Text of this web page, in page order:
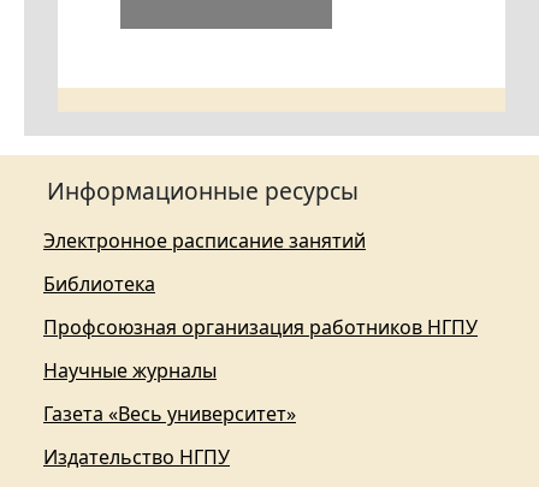
Информационные ресурсы
Электронное расписание занятий
Библиотека
Профсоюзная организация работников НГПУ
Научные журналы
Газета «Весь университет»
Издательство НГПУ